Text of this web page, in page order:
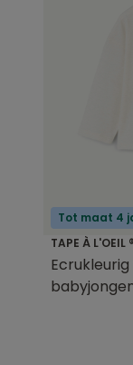
Tot maat 4
TAPE À L'OEIL ®